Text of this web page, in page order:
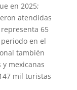
en 2025;
atendidas
65
en el
también
mexicanas
mil turistas